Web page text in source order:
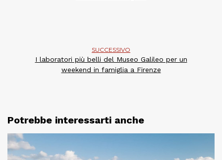
SUCCESSIVO
I laboratori più belli del Museo Galileo per un
weekend in famiglia a Firenze
Potrebbe interessarti anche